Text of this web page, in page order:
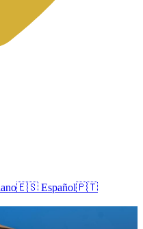
🇪🇸 Español🇵🇹